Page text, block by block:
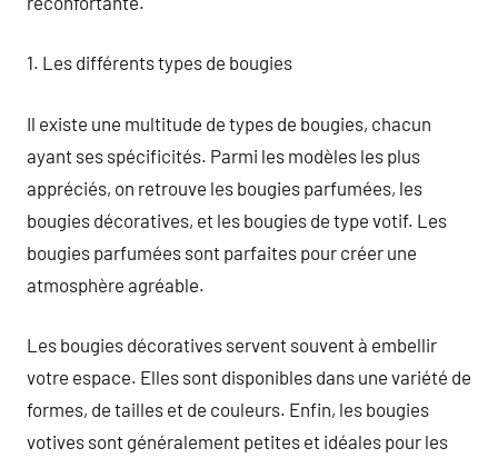
1. Les différents types de bougies
Il existe une multitude de types de bougies, chacun
ayant ses spécificités. Parmi les modèles les plus
appréciés, on retrouve les bougies parfumées, les
bougies décoratives, et les bougies de type votif. Les
bougies parfumées sont parfaites pour créer une
atmosphère agréable.
Les bougies décoratives servent souvent à embellir
votre espace. Elles sont disponibles dans une variété de
formes, de tailles et de couleurs. Enfin, les bougies
votives sont généralement petites et idéales pour les